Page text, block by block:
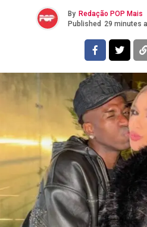
By Redação POP Mais
Published 29 minutes
Flipboard
Reddit
Pinterest
Whatsapp
Email